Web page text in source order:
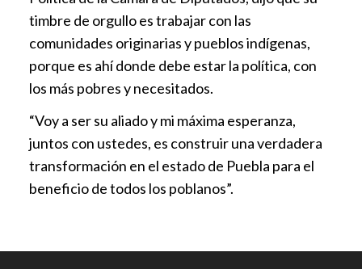
timbre de orgullo es trabajar con las
comunidades originarias y pueblos indígenas,
porque es ahí donde debe estar la política, con
los más pobres y necesitados.
“Voy a ser su aliado y mi máxima esperanza,
juntos con ustedes, es construir una verdadera
transformación en el estado de Puebla para el
beneficio de todos los poblanos”.